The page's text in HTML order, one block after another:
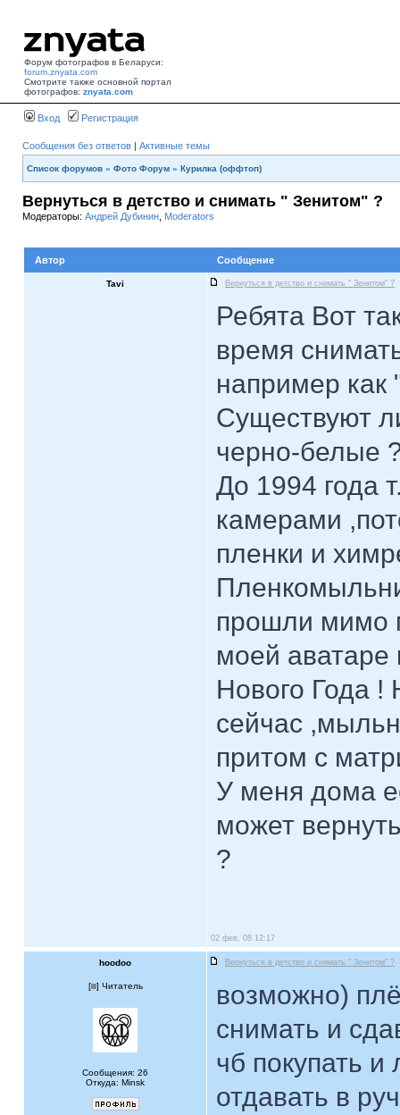
Форум фотографов в Беларуси:
forum.znyata.com
Смотрите также основной портал
фотографов: znyata.com
Вход Регистрация
Сообщения без ответов | Активные темы
Список форумов » Фото Форум » Курилка (оффтоп)
Вернуться в детство и снимать " Зенитом" ?
Модераторы: Андрей Дубинин Moderators
Автор Сообщение
Tavi Вернуться в детство и снимать " Зенитом" ?
Ребята Вот
время
например
Существуют
черно-белые
До 1994 года
камерами
пленки и
прошли мимо
моей аватаре
Нового Года !
сейчас
притом с
У меня дома
может
?
02 фев, 08 12:17
hoodoo Вернуться в детство и снимать " Зенитом" ?
[ ] Читатель
Сообщения: 26
Откуда: Minsk
возможно)
снимать и
чб покупать
отдавать в